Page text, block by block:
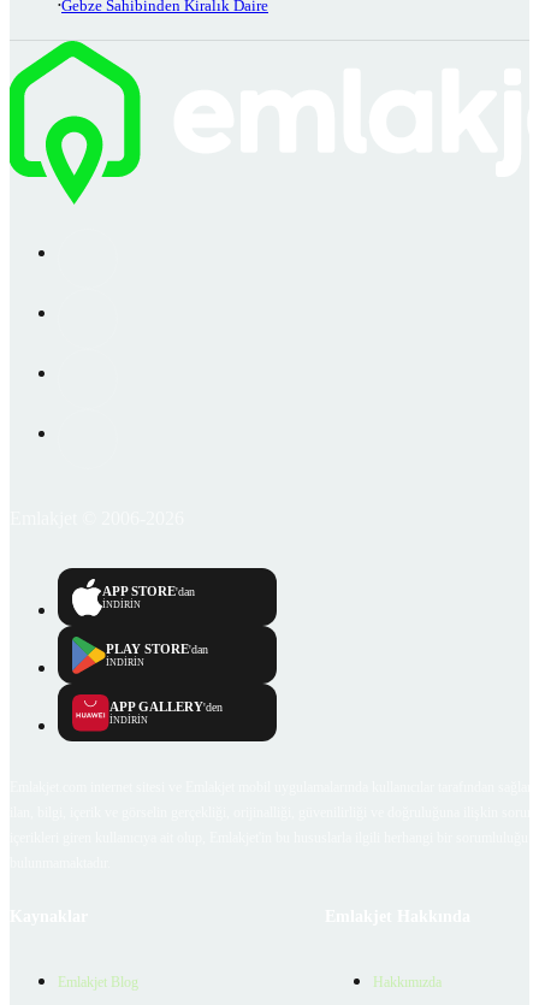
Gebze Sahibinden Kiralık Daire
APP STORE'dan
İNDİRİN
PLAY STORE'dan
İNDİRİN
APP GALLERY'den
İNDİRİN
Emlakjet Blog Hakkımızda